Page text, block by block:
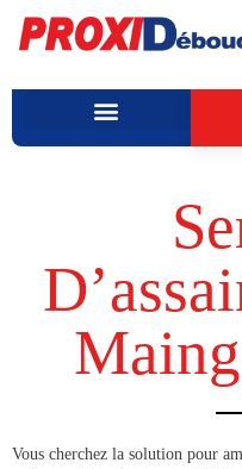
​​Vous cherchez la solution pour